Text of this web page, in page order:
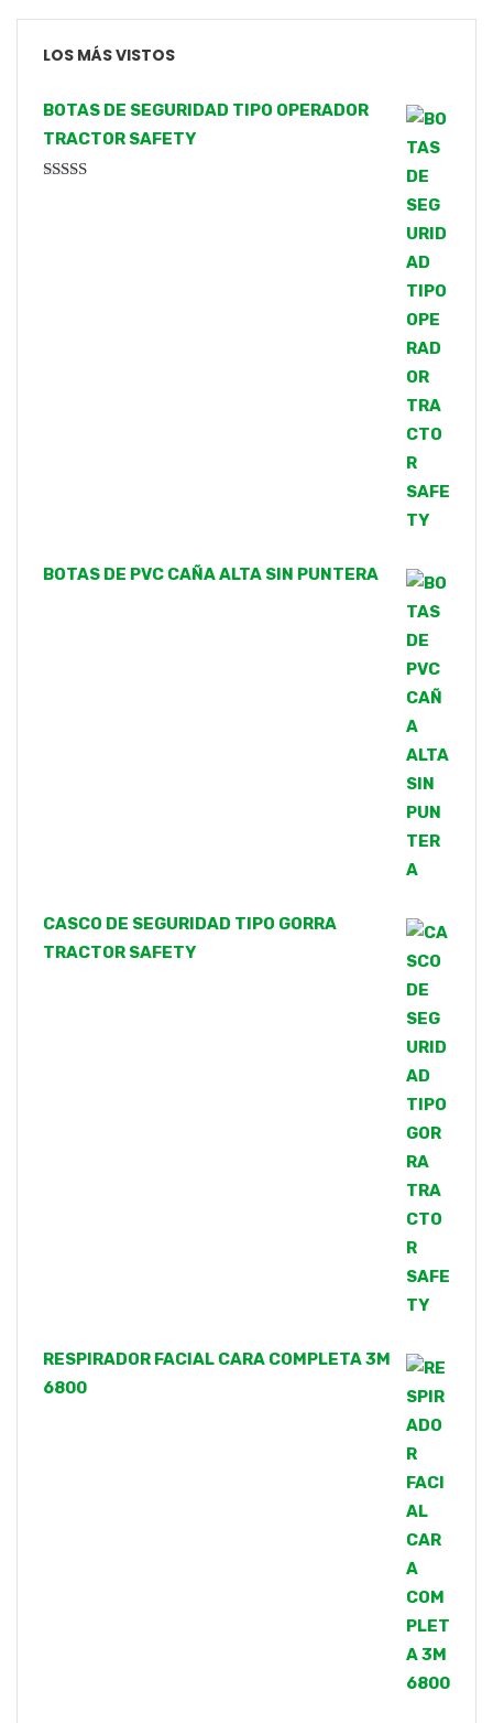
LOS MÁS VISTOS
BOTAS DE SEGURIDAD TIPO OPERADOR
TRACTOR SAFETY
BOTAS DE PVC CAÑA ALTA SIN PUNTERA
CASCO DE SEGURIDAD TIPO GORRA
TRACTOR SAFETY
RESPIRADOR FACIAL CARA COMPLETA 3M
6800